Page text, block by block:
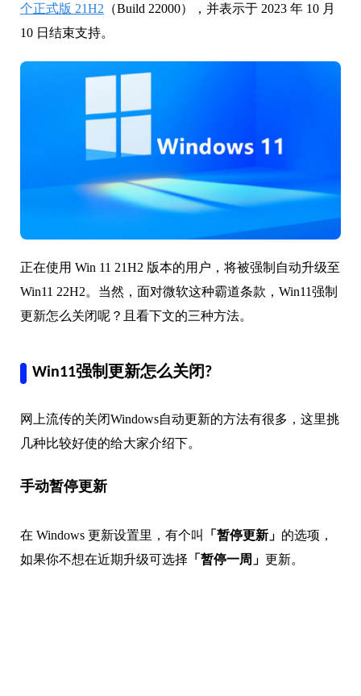
个正式版 21H2 （Build 22000），并表示于 2023 年 10 月
10 日结束支持。
正在使用 Win 11 21H2 版本的用户，将被强制自动升级至
Win11 22H2。当然，面对微软这种霸道条款，Win11强制
更新怎么关闭呢？且看下文的三种方法。
Win11强制更新怎么关闭?
网上流传的关闭Windows自动更新的方法有很多，这里挑
几种比较好使的给大家介绍下。
手动暂停更新
在 Windows 更新设置里，有个叫 「暂停更新」 的选项，
如果你不想在近期升级可选择 「暂停一周」 更新。